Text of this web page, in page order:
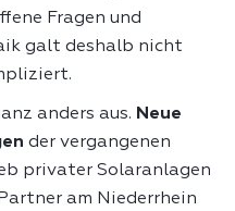
Fragen und
galt deshalb nicht
anders aus. Neue
der vergangenen
privater Solaranlagen
am Niederrhein